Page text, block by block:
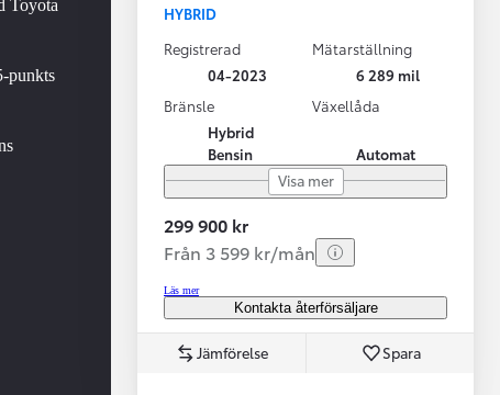
Vi har Sveriges mest nöjda
Toyota
punkts
HYBRID
Registrerad
04-2023
Mätarställning
6 289 mil
Bränsle
Hybrid
Bensin
Växellåda
Automat
Visa mer
299 900 kr
Från 3 599 kr/mån
Läs mer
Kontakta återförsäljare
Jämförelse Spara